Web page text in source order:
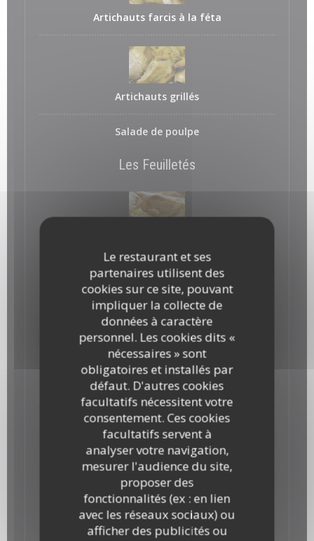
Le restaurant et ses
partenaires utilisent des
cookies sur ce site, pouvant
impliquer la collecte de
données à caractère
personnel. Les cookies dits «
nécessaires » sont
obligatoires et installés par
défaut. D'autres cookies
facultatifs nécessitent votre
consentement. Ces cookies
facultatifs servent à
analyser votre navigation,
mesurer l'audience du site,
proposer des
fonctionnalités (ex : en lien
avec les réseaux sociaux) ou
afficher des publicités ou
Artichauts farcis à la féta
Artichauts grillés
Salade de poulpe
Les Feuilletés
feuilleté à la féta, petit ou grand
Pita à la viande
grand feuilleté au bœuf et à la féta
Pita aux poireaux
grand feuilleté aux poireaux, aux épinards et à la
Féta
Spanakopita
feuilleté aux épinards et à la féta, petit ou grand